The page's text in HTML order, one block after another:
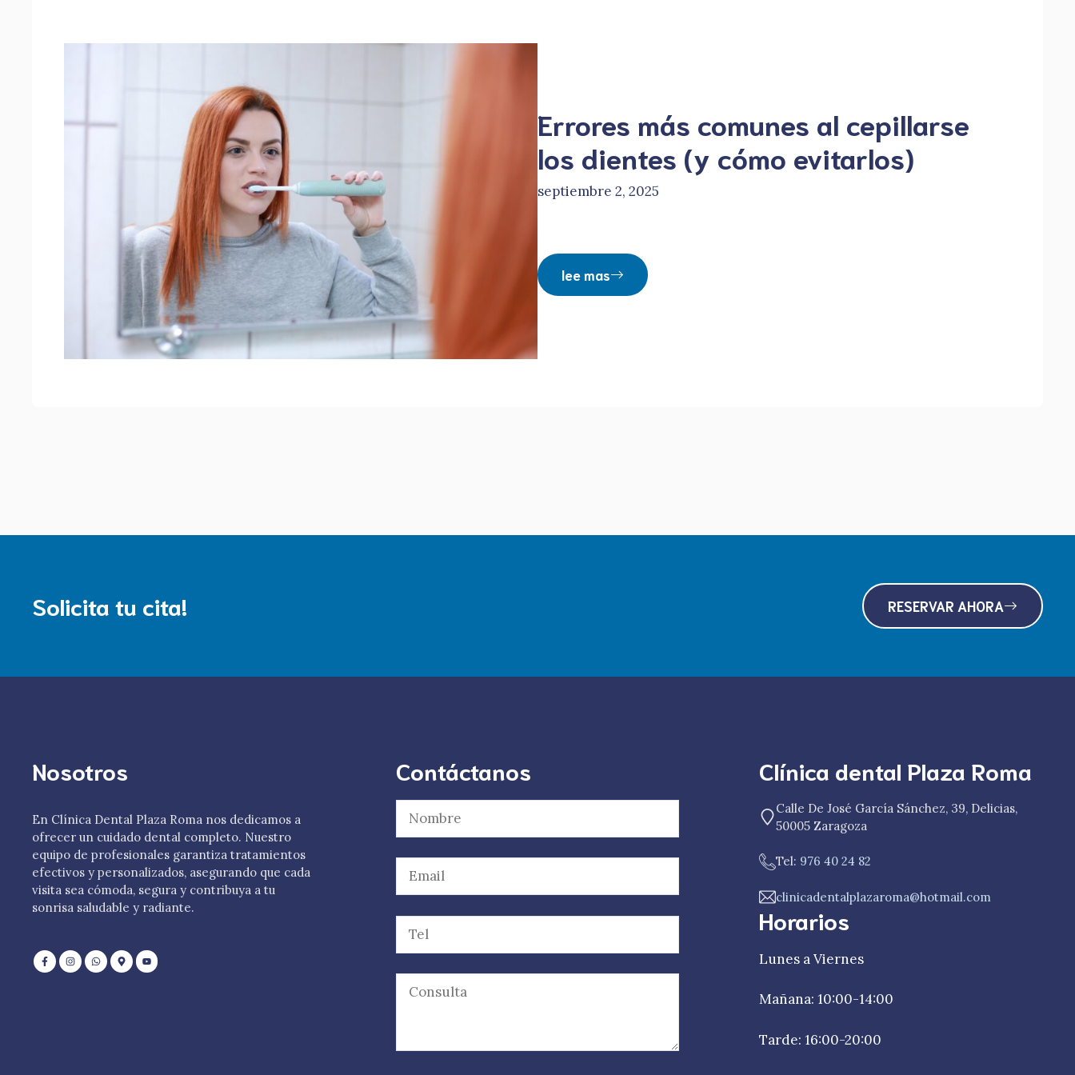
Errores más comunes al cepillarse
los dientes (y cómo evitarlos)
septiembre 2, 2025
lee mas
Solicita tu cita! RESERVAR AHORA
Nosotros
En Clínica Dental Plaza Roma nos dedicamos a
ofrecer un cuidado dental completo. Nuestro
equipo de profesionales garantiza tratamientos
efectivos y personalizados, asegurando que cada
visita sea cómoda, segura y contribuya a tu
sonrisa saludable y radiante.
Contáctanos Clínica dental Plaza Roma
Calle De José García Sánchez, 39, Delicias,
50005 Zaragoza
Tel: 976 40 24 82
clinicadentalplazaroma@hotmail.com
Horarios
Lunes a Viernes
Mañana: 10:00-14:00
Tarde: 16:00-20:00